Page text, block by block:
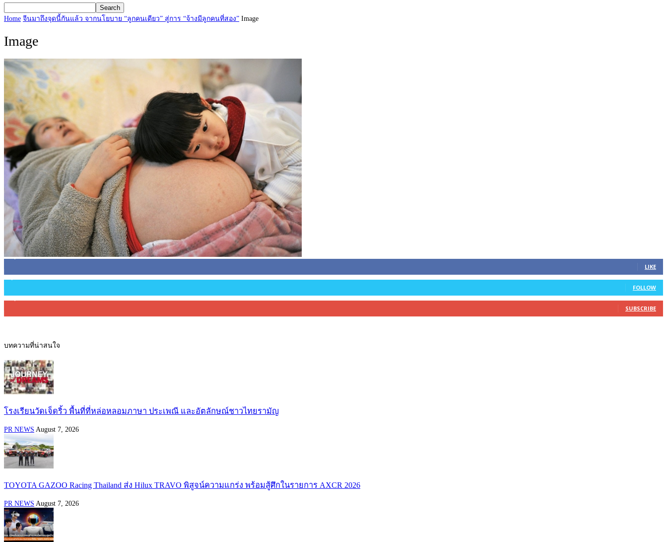
Home จีนมาถึงจุดนี้กันแล้ว จากนโยบาย “ลูกคนเดียว” สู่การ “จ้างมีลูกคนที่สอง” Image
Image
45,305 Fans
LIKE
2,754 Followers
FOLLOW
27,500 Subscribers
SUBSCRIBE
บทความที่น่าสนใจ
โรงเรียนวัดเจ็ดริ้ว พื้นที่ที่หล่อหลอมภาษา ประเพณี และอัตลักษณ์ชาวไทยรามัญ
PR NEWS August 7, 2026
TOYOTA GAZOO Racing Thailand ส่ง Hilux TRAVO พิสูจน์ความแกร่ง พร้อมสู้ศึกในรายการ AXCR 2026
PR NEWS August 7, 2026